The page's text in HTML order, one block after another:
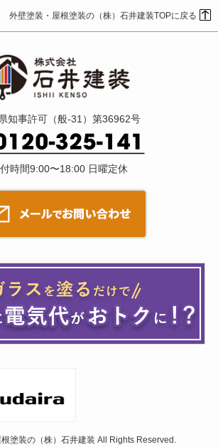
外壁塗装・屋根塗装の（株）石井建装TOPに戻る
知事許可（般-31）第36962号
時間9:00〜18:00 日曜定休
塗装の（株）石井建装 All Rights Reserved.